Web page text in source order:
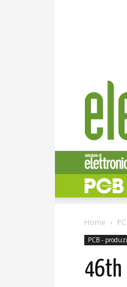
Elettronica
News
Home
PCB -
46th